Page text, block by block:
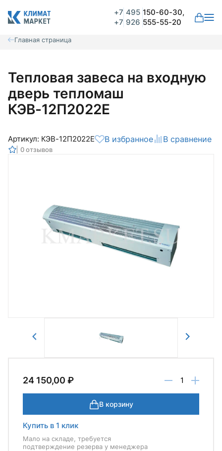
+7 495 150-60-30,
+7 926 555-55-20
Главная страница
Тепловая завеса на входную
дверь тепломаш
КЭВ-12П2022Е
Артикул: КЭВ-12П2022Е В избранное В сравнение
0 отзывов
24 150,00 ₽
В корзину
Купить в 1 клик
Мало на складе, требуется
подтверждение резерва у менеджера
Комментарий
Для оформления заказа необходимо
войти в личный кабинет.
Авторизоваться